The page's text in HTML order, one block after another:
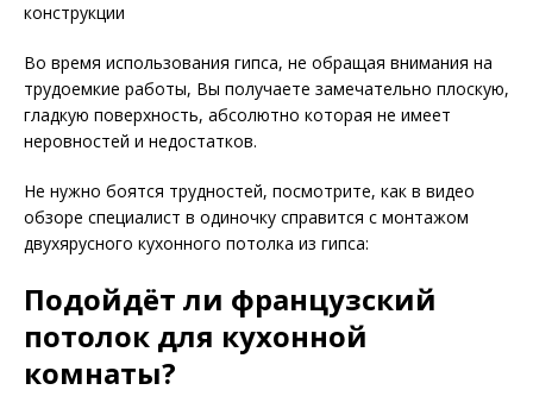
конструкции
Во время использования гипса, не обращая внимания на
трудоемкие работы, Вы получаете замечательно плоскую,
гладкую поверхность, абсолютно которая не имеет
неровностей и недостатков.
Не нужно боятся трудностей, посмотрите, как в видео
обзоре специалист в одиночку справится с монтажом
двухярусного кухонного потолка из гипса:
Подойдёт ли французский
потолок для кухонной
комнаты?